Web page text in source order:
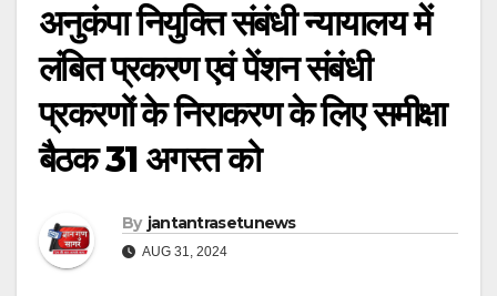
अनुकंपा नियुक्ति संबंधी न्यायालय में
लंबित प्रकरण एवं पेंशन संबंधी
प्रकरणों के निराकरण के लिए समीक्षा
बैठक 31 अगस्त को
By jantantrasetunews
AUG 31, 2024